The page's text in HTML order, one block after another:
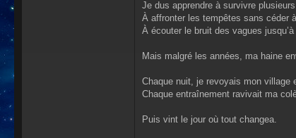
Je dus apprendre à survivre
À affronter les tempêtes sans céder
À écouter le bruit des vagues
Mais malgré les années, ma haine
Chaque nuit, je revoyais mon village
Chaque entraînement ravivait ma
Puis vint le jour où tout changea.